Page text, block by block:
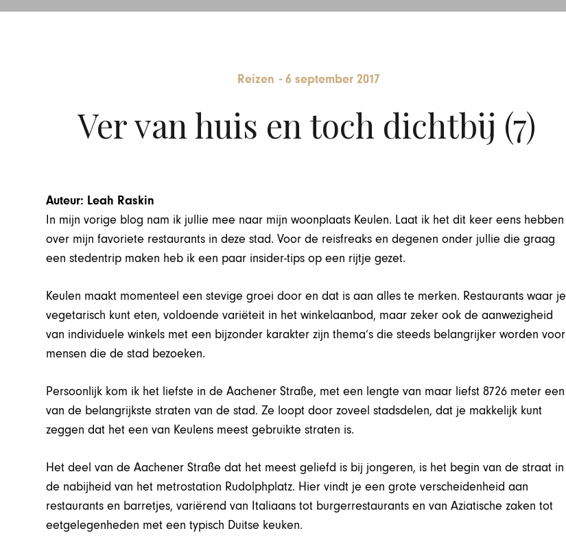
Reizen - 6 september 2017
Ver van huis en toch dichtbij (7)
Auteur: Leah Raskin
In mijn vorige blog nam ik jullie mee naar mijn woonplaats Keulen. Laat ik het dit keer eens hebben
over mijn favoriete restaurants in deze stad. Voor de reisfreaks en degenen onder jullie die graag
een stedentrip maken heb ik een paar insider-tips op een rijtje gezet.
Keulen maakt momenteel een stevige groei door en dat is aan alles te merken. Restaurants waar je
vegetarisch kunt eten, voldoende variëteit in het winkelaanbod, maar zeker ook de aanwezigheid
van individuele winkels met een bijzonder karakter zijn thema’s die steeds belangrijker worden voor
mensen die de stad bezoeken.
Persoonlijk kom ik het liefste in de Aachener Straße, met een lengte van maar liefst 8726 meter een
van de belangrijkste straten van de stad. Ze loopt door zoveel stadsdelen, dat je makkelijk kunt
zeggen dat het een van Keulens meest gebruikte straten is.
Het deel van de Aachener Straße dat het meest geliefd is bij jongeren, is het begin van de straat in
de nabijheid van het metrostation Rudolphplatz. Hier vindt je een grote verscheidenheid aan
restaurants en barretjes, variërend van Italiaans tot burgerrestaurants en van Aziatische zaken tot
eetgelegenheden met een typisch Duitse keuken.